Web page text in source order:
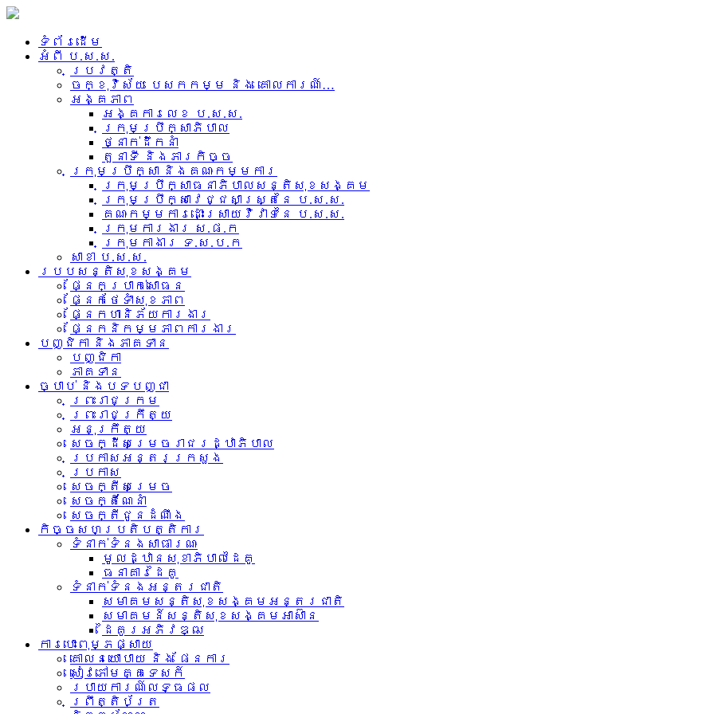
ទំព័រដើម
អំពី​ ប.ស.ស.
ប្រវត្តិ
ចក្ខុវិស័យ បេសកកម្ម និង គោលការណ៍…
អង្គភាព
អង្គការលេខ ប.ស.ស.
ក្រុមប្រឹក្សាភិបាល
ថ្នាក់ដឹកនាំ
តួនាទី និងភារកិច្ច
ក្រុមប្រឹក្សា និងគណៈកម្មការ
ក្រុមប្រឹក្សាធនាភិបាលសន្តិសុខសង្គម
ក្រុមប្រឹក្សាវេជ្ជសាស្រ្តនៃ ប.ស.ស.
គណៈកម្មការដោះស្រាយវិវាទនៃ ប.ស.ស.
ក្រុមការងារ​ ស.ផ.ក
ក្រុមកាងារ ទ.ស.ប.ក
សាខា ប.ស.ស.
របបសន្តិសុខសង្គម
ផ្នែកប្រាក់សោធន
ផ្នែកថែទាំសុខភាព
ផ្នែកហានិភ័យការងារ
ផ្នែកនិកម្មភាពការងារ
បញ្ជិកា និងភាគទាន
បញ្ជិកា
ភាគទាន
ច្បាប់ និងបទបញ្ជា
ព្រះរាជក្រម
ព្រះរាជក្រឹត្យ
អនុក្រឹត្យ
សេចក្ដីសម្រេចរាជរដ្ឋាភិបាល
ប្រកាសអន្តរក្រសួង
ប្រកាស
សេចក្តីសម្រេច
សេចក្តីណែនាំ
សេចក្តីជូនដំណឹង
កិច្ចសហប្រតិបត្តិការ
ទំនាក់ទំនង​សាធារណៈ
មូលដ្ឋានសុខាភិបាលដៃគូ
ធនាគារដៃគូ
ទំនាក់​ទំនង​អន្តរ​ជាតិ
សមាគមសន្តិសុខសង្គមអន្តរជាតិ
សមាគមន៍សន្តិសុខសង្គមអាស៊ាន​
ដៃគូរអភិវឌ្ឍ
ការបោះពុម្ភផ្សាយ
គោលនយោបាយ និង ផែនការ
សៀវភៅមគ្គទេសក៍
របាយការណ៍លទ្ធផល
ព្រឹត្តិប័ត្រ